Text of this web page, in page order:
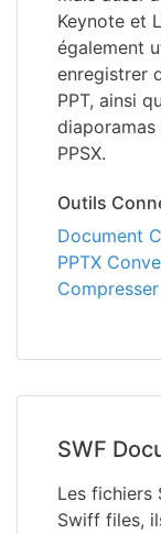
Keynote et
également
enregistrer
PPT, ainsi
diaporamas
PPSX.
Outils
Document
PPTX
SWF
Les fichiers
Swiff files,